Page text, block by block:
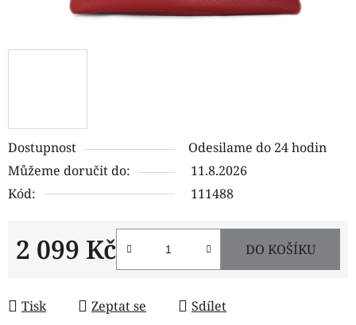
Dostupnost
Odesilame do 24 hodin
Můžeme doručit do:
11.8.2026
Kód:
111488
2 099 Kč DO KOŠÍKU
Tisk Zeptat se Sdílet